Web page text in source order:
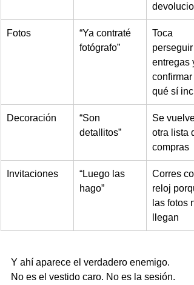
Fotos
“Ya contraté
fotógrafo”
Toca
perseguir
entregas y
confirmar
qué sí
Decoración
“Son
detallitos”
Se vuelve
otra lista
compras
Invitaciones
“Luego las
hago”
Corres
reloj
las fotos
llegan
Y ahí aparece el verdadero enemigo.
No es el vestido caro. No es la sesión.